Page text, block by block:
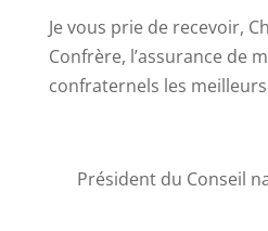
Je vous prie de recevoir,
Confrère, l’assurance de
confraternels les
Président du Conseil